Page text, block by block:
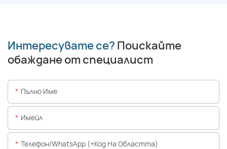
Интересувате се? Поискайте
обаждане от специалист
Пълно Име
Имейл
Телефон/WhatsApp (+Код На Областта)